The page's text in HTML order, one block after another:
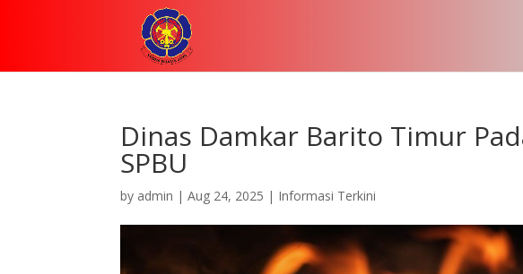
Dinas Damkar Barito Timur
SPBU
by admin |Aug 24, 2025 | Informasi Terkini